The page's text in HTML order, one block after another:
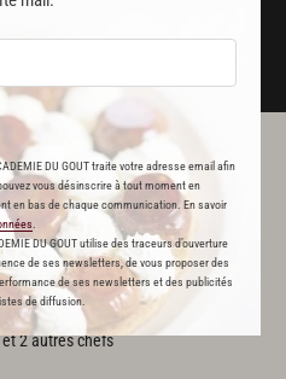
DU GOUT traite votre adresse email afin
vous désinscrire à tout moment en
en bas de chaque communication. En savoir
DU GOUT utilise des traceurs d’ouverture
de ses newsletters, de vous proposer des
de ses newsletters et des publicités
de diffusion.
JE ME CONNECTE
GOÛT VOUS
lentillesauxchampignonsvinaigrés
ParAlain Ducasse
et 2 autres chefs